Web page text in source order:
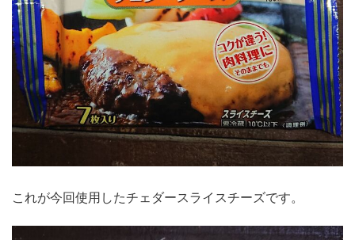
これが今回使用したチェダースライスチーズです。